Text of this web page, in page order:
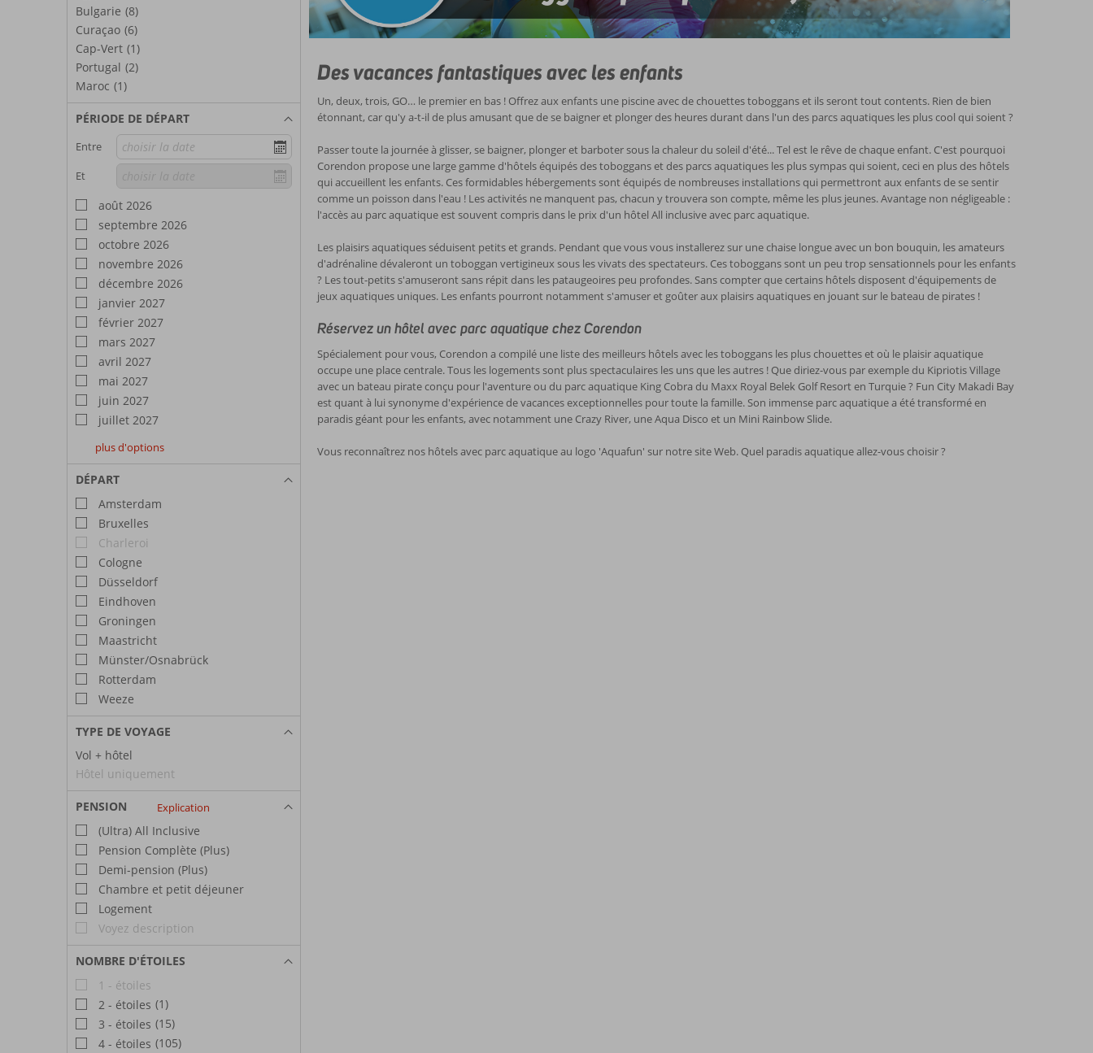
Bulgarie (8)
Curaçao (6)
Cap-Vert (1)
Portugal (2)
Maroc (1)
PÉRIODE DE DÉPART
Entre
Et
août 2026
septembre 2026
octobre 2026
novembre 2026
décembre 2026
janvier 2027
février 2027
mars 2027
avril 2027
mai 2027
juin 2027
juillet 2027
août
2027
septembre
2027
octobre
2027
plus d'options
DÉPART
Amsterdam
Bruxelles
Charleroi
Cologne
Düsseldorf
Eindhoven
Groningen
Maastricht
Münster/Osnabrück
Rotterdam
Weeze
TYPE DE VOYAGE
Vol + hôtel
Hôtel uniquement
PENSION Explication
(Ultra) All Inclusive
Pension Complète (Plus)
Demi-pension (Plus)
Chambre et petit déjeuner
Logement
Voyez description
NOMBRE D'ÉTOILES
1 - étoiles
2 - étoiles (1)
3 - étoiles (15)
4 - étoiles (105)
Des vacances fantastiques avec les enfants
Un, deux, trois, GO… le premier en bas ! Offrez aux enfants une piscine avec de chouettes toboggans et ils seront tout contents. Rien de bien
étonnant, car qu'y a-t-il de plus amusant que de se baigner et plonger des heures durant dans l'un des parcs aquatiques les plus cool qui soient ?
Passer toute la journée à glisser, se baigner, plonger et barboter sous la chaleur du soleil d'été... Tel est le rêve de chaque enfant. C'est pourquoi
Corendon propose une large gamme d'hôtels équipés des toboggans et des parcs aquatiques les plus sympas qui soient, ceci en plus des hôtels
qui accueillent les enfants. Ces formidables hébergements sont équipés de nombreuses installations qui permettront aux enfants de se sentir
comme un poisson dans l'eau ! Les activités ne manquent pas, chacun y trouvera son compte, même les plus jeunes. Avantage non négligeable :
l'accès au parc aquatique est souvent compris dans le prix d'un hôtel All inclusive avec parc aquatique.
Les plaisirs aquatiques séduisent petits et grands. Pendant que vous vous installerez sur une chaise longue avec un bon bouquin, les amateurs
d'adrénaline dévaleront un toboggan vertigineux sous les vivats des spectateurs. Ces toboggans sont un peu trop sensationnels pour les enfants
? Les tout-petits s'amuseront sans répit dans les pataugeoires peu profondes. Sans compter que certains hôtels disposent d'équipements de
jeux aquatiques uniques. Les enfants pourront notamment s'amuser et goûter aux plaisirs aquatiques en jouant sur le bateau de pirates !
Réservez un hôtel avec parc aquatique chez Corendon
Spécialement pour vous, Corendon a compilé une liste des meilleurs hôtels avec les toboggans les plus chouettes et où le plaisir aquatique
occupe une place centrale. Tous les logements sont plus spectaculaires les uns que les autres ! Que diriez-vous par exemple du Kipriotis Village
avec un bateau pirate conçu pour l'aventure ou du parc aquatique King Cobra du Maxx Royal Belek Golf Resort en Turquie ? Fun City Makadi Bay
est quant à lui synonyme d'expérience de vacances exceptionnelles pour toute la famille. Son immense parc aquatique a été transformé en
paradis géant pour les enfants, avec notamment une Crazy River, une Aqua Disco et un Mini Rainbow Slide.
Vous reconnaîtrez nos hôtels avec parc aquatique au logo 'Aquafun' sur notre site Web. Quel paradis aquatique allez-vous choisir ?